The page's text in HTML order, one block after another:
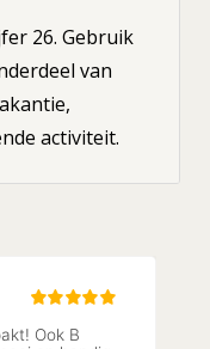
26. Gebruik
van
activiteit.